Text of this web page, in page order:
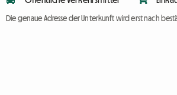
Die genaue Adresse der Unterkunft wird erst nach